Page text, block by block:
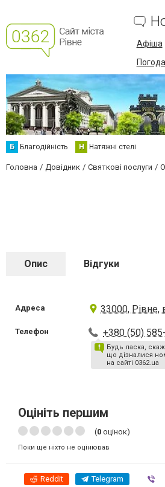
Афіша
Погода
Б Благодійність Н Натяжні стелі
Головна Довідник Святкові послуги
Опис Відгуки
Адреса 33000, Рівне,
Телефон +380 (50)
Будь ласка,
що дізналися
на сайті 0362.ua
Оцініть першим
(0 оцінок)
Поки ще ніхто не оцінював
Reddit Telegram